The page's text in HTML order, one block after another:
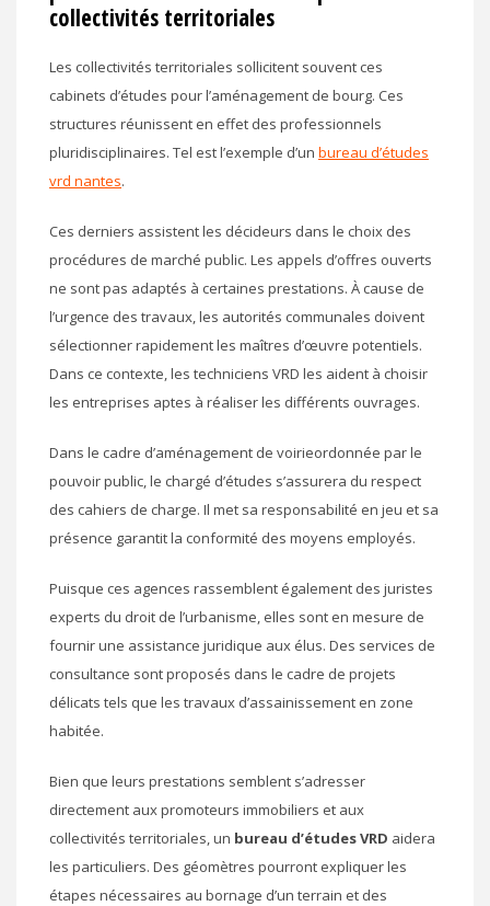
collectivités territoriales
Les collectivités territoriales sollicitent souvent ces
cabinets d’études pour l’aménagement de bourg. Ces
structures réunissent en effet des professionnels
pluridisciplinaires. Tel est l’exemple d’un bureau d’études
vrd nantes.
Ces derniers assistent les décideurs dans le choix des
procédures de marché public. Les appels d’offres ouverts
ne sont pas adaptés à certaines prestations. À cause de
l’urgence des travaux, les autorités communales doivent
sélectionner rapidement les maîtres d’œuvre potentiels.
Dans ce contexte, les techniciens VRD les aident à choisir
les entreprises aptes à réaliser les différents ouvrages.
Dans le cadre d’aménagement de voirieordonnée par le
pouvoir public, le chargé d’études s’assurera du respect
des cahiers de charge. Il met sa responsabilité en jeu et sa
présence garantit la conformité des moyens employés.
Puisque ces agences rassemblent également des juristes
experts du droit de l’urbanisme, elles sont en mesure de
fournir une assistance juridique aux élus. Des services de
consultance sont proposés dans le cadre de projets
délicats tels que les travaux d’assainissement en zone
habitée.
Bien que leurs prestations semblent s’adresser
directement aux promoteurs immobiliers et aux
collectivités territoriales, un bureau d’études VRD aidera
les particuliers. Des géomètres pourront expliquer les
étapes nécessaires au bornage d’un terrain et des